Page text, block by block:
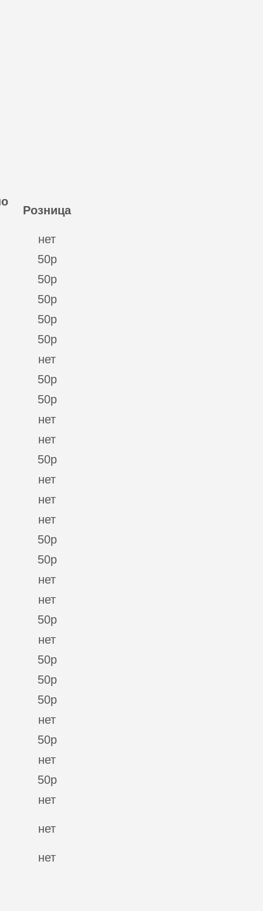
Розница
нет
50р
50р
50р
50р
50р
нет
50р
50р
нет
нет
50р
нет
нет
нет
50р
50р
нет
нет
50р
нет
50р
50р
50р
нет
50р
нет
50р
нет
нет
нет